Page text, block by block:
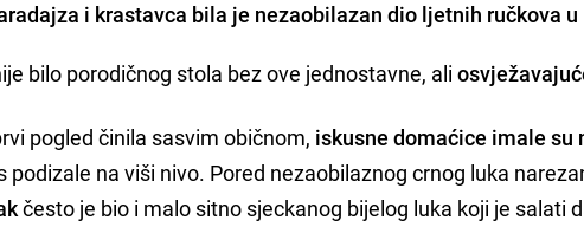
i krastavca bila je nezaobilazan dio ljetnih ručkova
bilo porodičnog stola bez ove jednostavne, ali
pogled činila sasvim običnom, iskusne domaćice imale su
podizale na viši nivo. Pored nezaobilaznog crnog luka
često je bio i malo sitno sjeckanog bijelog luka koji je salati